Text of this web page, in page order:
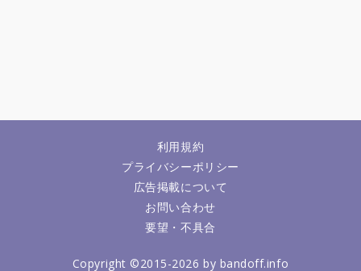
利用規約
プライバシーポリシー
広告掲載について
お問い合わせ
要望・不具合
Copyright ©2015-2026 by bandoff.info